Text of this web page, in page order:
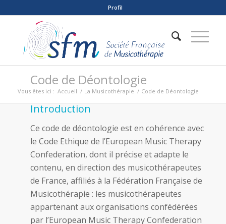
Profil
Code de Déontologie
Vous êtes ici : Accueil / La Musicothérapie / Code de Déontologie
Introduction
Ce code de déontologie est en cohérence avec
le Code Ethique de l’European Music Therapy
Confederation, dont il précise et adapte le
contenu, en direction des musicothérapeutes
de France, affiliés à la Fédération Française de
Musicothérapie : les musicothérapeutes
appartenant aux organisations confédérées
par l’European Music Therapy Confederation